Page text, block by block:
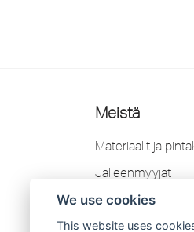
Meistä
Materiaalit ja
Jälleenmyyjät
YHTEYSTIEDOT
Takuu
We use cookies
This website uses